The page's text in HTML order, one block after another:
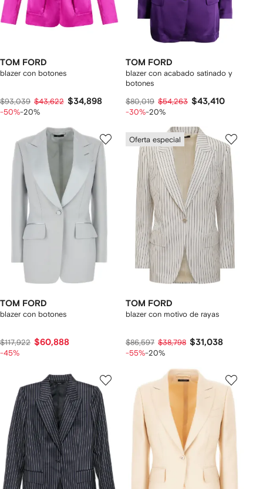
TOM FORD
blazer con botones
$93,039 $43,622 $34,898
-50%-20%
TOM FORD
blazer con acabado satinado y
botones
$80,019 $54,263 $43,410
-30%-20%
TOM FORD
blazer con botones
$117,922 $60,888
-45%
Oferta especial
TOM FORD
blazer con motivo de rayas
$86,597 $38,798 $31,038
-55%-20%